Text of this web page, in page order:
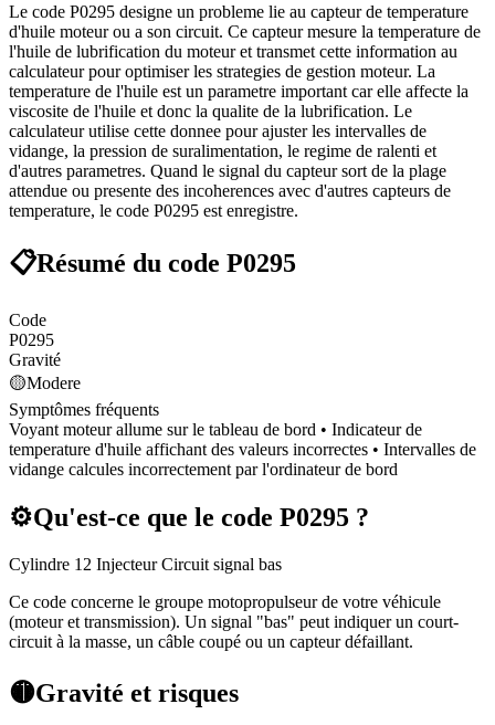
Le code P0295 designe un probleme lie au capteur de temperature
d'huile moteur ou a son circuit. Ce capteur mesure la temperature de
l'huile de lubrification du moteur et transmet cette information au
calculateur pour optimiser les strategies de gestion moteur. La
temperature de l'huile est un parametre important car elle affecte la
viscosite de l'huile et donc la qualite de la lubrification. Le
calculateur utilise cette donnee pour ajuster les intervalles de
vidange, la pression de suralimentation, le regime de ralenti et
d'autres parametres. Quand le signal du capteur sort de la plage
attendue ou presente des incoherences avec d'autres capteurs de
temperature, le code P0295 est enregistre.
📋Résumé du code P0295
Code
P0295
Gravité
🟡Modere
Symptômes fréquents
Voyant moteur allume sur le tableau de bord • Indicateur de
temperature d'huile affichant des valeurs incorrectes • Intervalles de
vidange calcules incorrectement par l'ordinateur de bord
⚙️Qu'est-ce que le code P0295 ?
Cylindre 12 Injecteur Circuit signal bas
Ce code concerne le groupe motopropulseur de votre véhicule
(moteur et transmission). Un signal "bas" peut indiquer un court-
circuit à la masse, un câble coupé ou un capteur défaillant.
🟡Gravité et risques